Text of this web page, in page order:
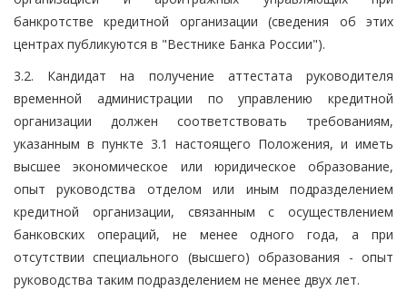
банкротстве кредитной организации (сведения об этих
центрах публикуются в "Вестнике Банка России").
3.2. Кандидат на получение аттестата руководителя
временной администрации по управлению кредитной
организации должен соответствовать требованиям,
указанным в пункте 3.1 настоящего Положения, и иметь
высшее экономическое или юридическое образование,
опыт руководства отделом или иным подразделением
кредитной организации, связанным с осуществлением
банковских операций, не менее одного года, а при
отсутствии специального (высшего) образования - опыт
руководства таким подразделением не менее двух лет.